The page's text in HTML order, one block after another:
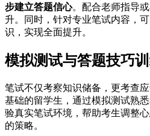
步建立答题信心。配合老师指导
升。同时，针对专业笔试内容，
识，实现全面提升。
模拟测试与答题技巧
笔试不仅考察知识储备，更考查
基础的留学生，通过模拟测试熟
验真实笔试环境，帮助考生调整
的策略。